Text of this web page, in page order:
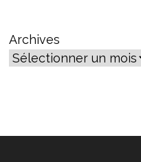
CRISE
MIGRATOIRE
MAIS
UNE
Archives